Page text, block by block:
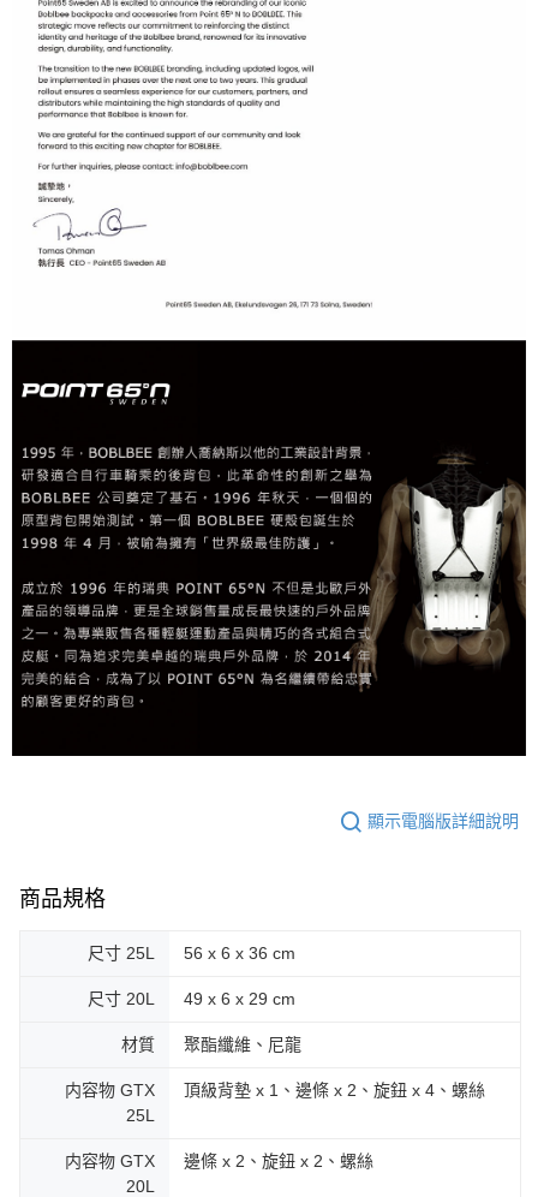
顯示電腦版詳細說明
商品規格
尺寸 25L 56 x 6 x 36 cm
尺寸 20L 49 x 6 x 29 cm
材質 聚酯纖維、尼龍
内容物 GTX
25L
頂級背墊 x 1、邊條 x 2、旋鈕 x 4、螺絲
内容物 GTX
20L
邊條 x 2、旋鈕 x 2、螺絲